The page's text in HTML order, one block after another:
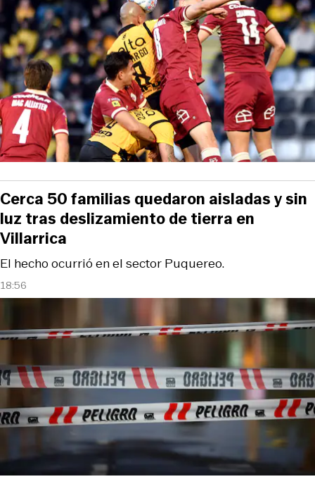
18:56
El hecho ocurrió en el sector Puquereo.
Cerca 50 familias quedaron aisladas y sin
luz tras deslizamiento de tierra en
Villarrica